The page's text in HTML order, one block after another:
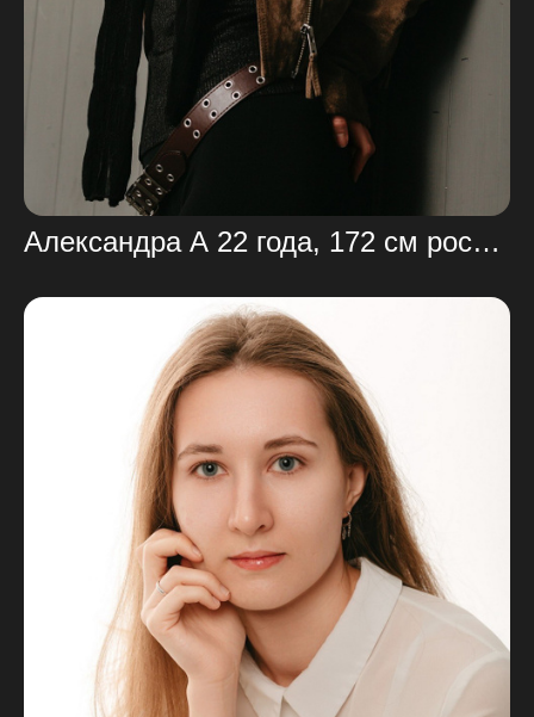
Александра А 22 года, 172 см рост 85_65_96